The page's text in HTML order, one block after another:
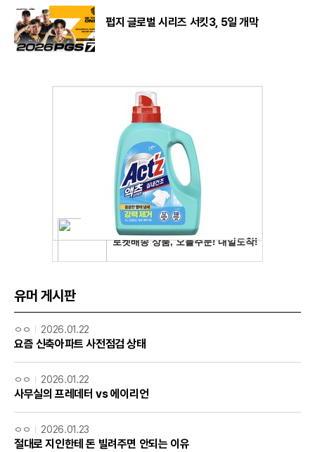
펍지 글로벌 시리즈 서킷3, 5일 개막
유머 게시판
ㅇㅇ 2026.01.22
요즘 신축아파트 사전점검 상태
ㅇㅇ 2026.01.22
사무실의 프레데터 vs 에이리언
ㅇㅇ 2026.01.23
절대로 지인한테 돈 빌려주면 안되는 이유